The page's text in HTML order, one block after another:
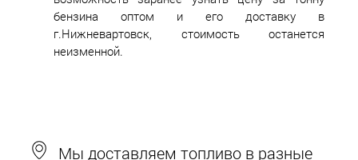
бензина оптом и его доставку в
г.Нижневартовск, стоимость останется
неизменной.
Мы доставляем топливо в разные